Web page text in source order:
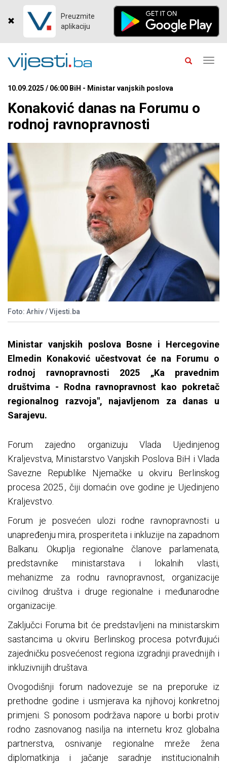
Preuzmite
aplikaciju
10.09.2025 / 06:00 BiH - Ministar vanjskih poslova
Konaković danas na Forumu o
rodnoj ravnopravnosti
Foto: Arhiv / Vijesti.ba
Ministar vanjskih poslova Bosne i Hercegovine
Elmedin Konaković učestvovat će na Forumu o
rodnoj ravnopravnosti 2025 „Ka pravednim
društvima - Rodna ravnopravnost kao pokretač
regionalnog razvoja", najavljenom za danas u
Sarajevu.
Forum zajedno organizuju Vlada Ujedinjenog
Kraljevstva, Ministarstvo Vanjskih Poslova BiH i Vlada
Savezne Republike Njemačke u okviru Berlinskog
procesa 2025., čiji domaćin ove godine je Ujedinjeno
Kraljevstvo.
Forum je posvećen ulozi rodne ravnopravnosti u
unapređenju mira, prosperiteta i inkluzije na zapadnom
Balkanu. Okuplja regionalne članove parlamenata,
predstavnike ministarstava i lokalnih vlasti,
mehanizme za rodnu ravnopravnost, organizacije
civilnog društva i druge regionalne i međunarodne
organizacije.
Zaključci Foruma bit će predstavljeni na ministarskim
sastancima u okviru Berlinskog procesa potvrđujući
zajedničku posvećenost regiona izgradnji pravednijih i
inkluzivnijih društava.
Ovogodišnji forum nadovezuje se na preporuke iz
prethodne godine i usmjerava ka njihovoj konkretnoj
primjeni. S ponosom podržava napore u borbi protiv
rodno zasnovanog nasilja na internetu kroz globalna
partnerstva, osnivanje regionalne mreže žena
diplomatkinja i jačanje saradnje institucionalnih